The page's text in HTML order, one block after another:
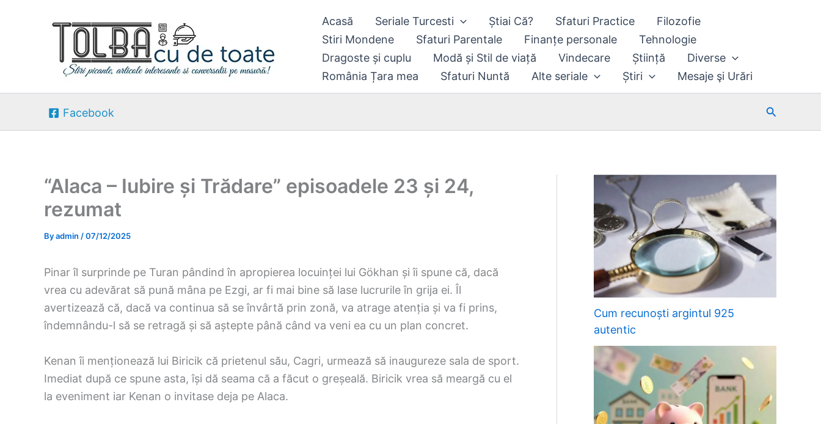
Acasă Seriale Turcesti Știai Că? Sfaturi Practice
Filozofie
Stiri Mondene
Sfaturi Parentale Finanțe personale
Tehnologie
Dragoste și cuplu
Modă și Stil de viață Vindecare Știință
Diverse
România Țara mea
Sfaturi Nuntă Alte seriale Știri Mesaje şi Urări
Facebook Search
“Alaca – Iubire și Trădare” episoadele 23 și 24,
rezumat
Byadmin /07/12/2025
Pinar îl surprinde pe Turan pândind în apropierea locuinței lui Gökhan și îi spune că, dacă
vrea cu adevărat să pună mâna pe Ezgi, ar fi mai bine să lase lucrurile în grija ei. Îl
avertizează că, dacă va continua să se învârtă prin zonă, va atrage atenția și va fi prins,
îndemnându-l să se retragă și să aștepte până când va veni ea cu un plan concret.
Kenan îi menționează lui Biricik că prietenul său, Cagri, urmează să inaugureze sala de sport.
Imediat după ce spune asta, își dă seama că a făcut o greșeală. Biricik vrea să meargă cu el
la eveniment iar Kenan o invitase deja pe Alaca.
Cum recunoști argintul 925
autentic